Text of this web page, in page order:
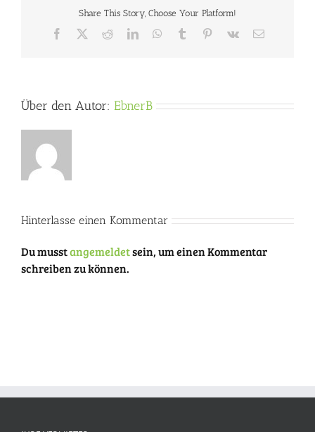
Share This Story, Choose Your Platform!
Facebook RedditLinkedInWhatsApp
Tumblr Pinterest
Vk
E-
Über den Autor: EbnerB
Hinterlasse einen Kommentar
Du musstangemeldetsein, um einen Kommentar
schreiben zu können.